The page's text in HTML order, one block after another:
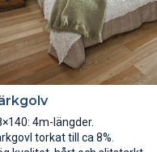
4m-längder.
torkat till ca 8%.